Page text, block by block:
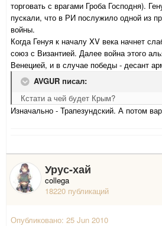
торговать с врагами Гроба Господня).
пускали, что в РИ послужило одной из
войны.
Когда Генуя к началу XV века начнет
союз с Византией. Далее война этого
Венецией, и в случае победы - десант
AVGUR писал:
Кстати а чей будет Крым?
Изначально - Трапезундский. А потом
Урус-хай
collega
18220 публикаций
Опубликовано: 25 Jun 2010